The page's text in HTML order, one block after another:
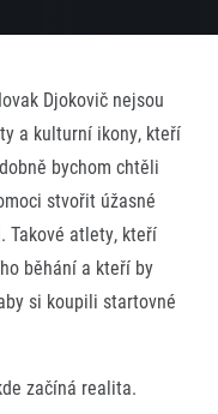
Djokovič nejsou
a kulturní ikony, kteří
bychom chtěli
stvořit úžasné
Takové atlety, kteří
běhání a kteří by
si koupili startovné
začíná realita.